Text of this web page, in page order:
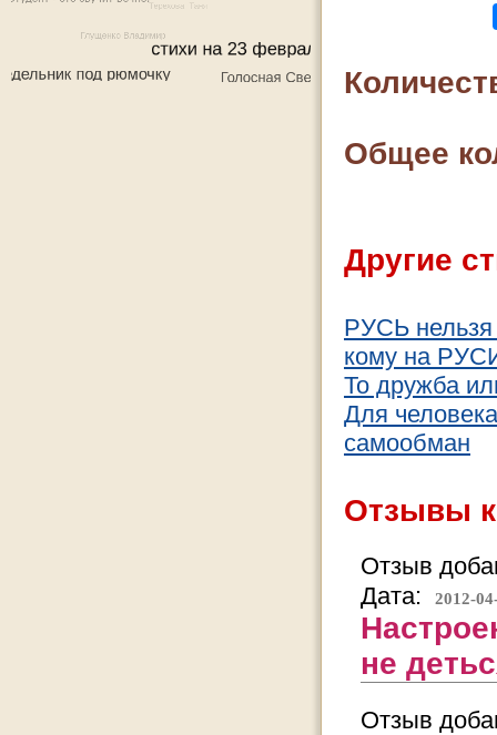
Общее
Другие
РУСЬ нельзя
кому на
То дружба
Для
самообман
Отзывы
Отзыв
Дата:
2012-
не
Отзыв